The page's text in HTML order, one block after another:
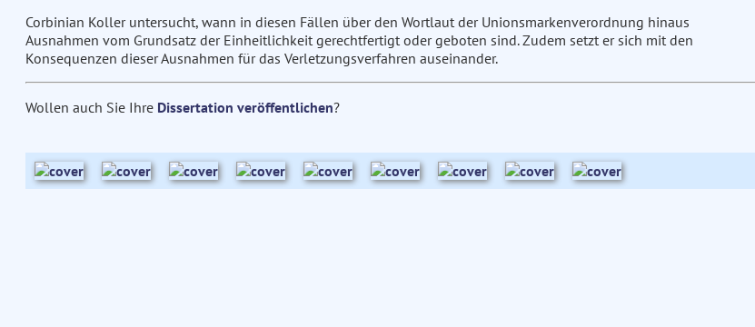
Corbinian Koller untersucht, wann in diesen Fällen über den Wortlaut der Unionsmarkenverordnung hinaus
Ausnahmen vom Grundsatz der Einheitlichkeit gerechtfertigt oder geboten sind. Zudem setzt er sich mit den
Konsequenzen dieser Ausnahmen für das Verletzungsverfahren auseinander.
Wollen auch Sie Ihre Dissertation veröffentlichen?